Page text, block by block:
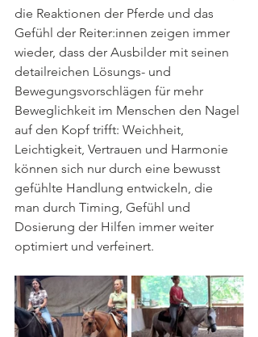
die Reaktionen der Pferde und das
Gefühl der Reiter:innen zeigen immer
wieder, dass der Ausbilder mit seinen
detailreichen Lösungs- und
Bewegungsvorschlägen für mehr
Beweglichkeit im Menschen den Nagel
auf den Kopf trifft: Weichheit,
Leichtigkeit, Vertrauen und Harmonie
können sich nur durch eine bewusst
gefühlte Handlung entwickeln, die
man durch Timing, Gefühl und
Dosierung der Hilfen immer weiter
optimiert und verfeinert.